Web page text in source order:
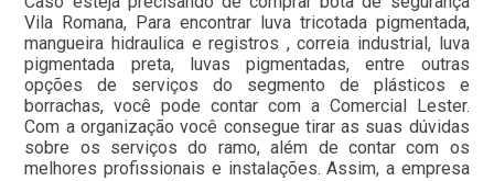
Vila Romana, Para encontrar luva tricotada pigmentada,
mangueira hidraulica e registros , correia industrial, luva
pigmentada preta, luvas pigmentadas, entre outras
opções de serviços do segmento de plásticos e
borrachas, você pode contar com a Comercial Lester.
Com a organização você consegue tirar as suas dúvidas
sobre os serviços do ramo, além de contar com os
melhores profissionais e instalações. Assim, a empresa